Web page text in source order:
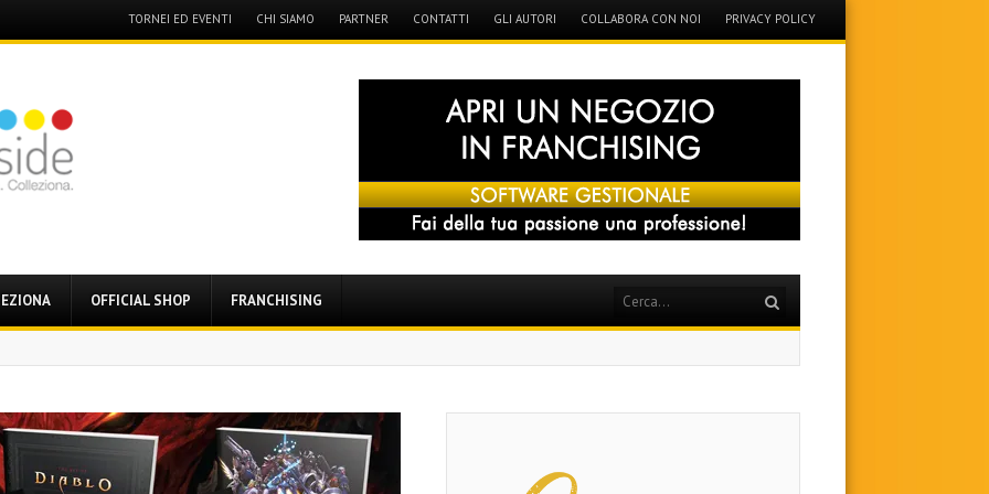
Menu
Skip
to
TORNEI ED EVENTI CHI SIAMO PARTNER CONTATTI GLI AUTORI COLLABORA CON NOI PRIVACY POLICY
OFFICIAL SHOP FRANCHISING Search